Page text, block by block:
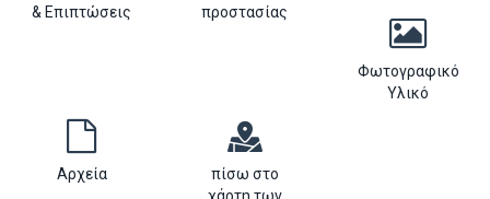
& Επιπτώσεις
προστασίας
Φωτογραφικό
Υλικό
Αρχεία
πίσω στο